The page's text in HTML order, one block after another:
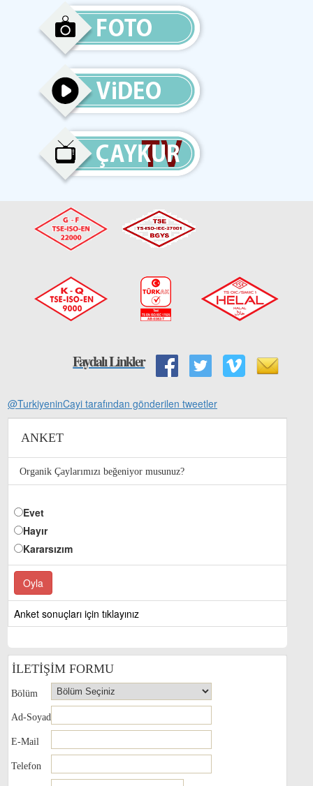
Faydalı Linkler
@TurkiyeninCayi tarafından gönderilen tweetler
ANKET
Organik Çaylarımızı beğeniyor musunuz?
Evet
Hayır
Kararsızım
Anket sonuçları için tıklayınız
İLETİŞİM FORMU
Bölüm
Ad-Soyad
E-Mail
Telefon